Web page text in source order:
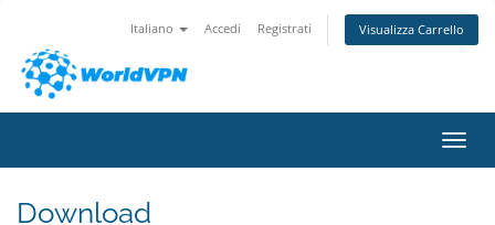
Italiano Accedi Registrati Visualizza Carrello
Download